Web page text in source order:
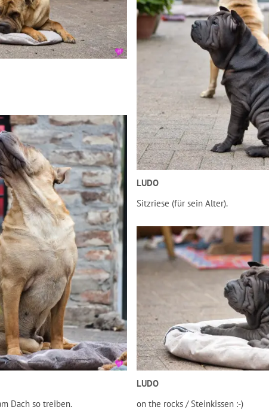
Dach so treiben.
LUDO
Sitzriese (für sein Alter).
LUDO
on the rocks / Steinkissen :-)